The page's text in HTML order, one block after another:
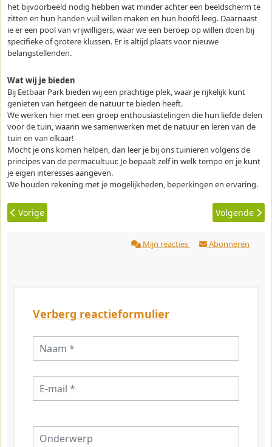
het bijvoorbeeld nodig hebben wat minder achter een beeldscherm te
zitten en hun handen vuil willen maken en hun hoofd leeg. Daarnaast
ie er een pool van vrijwilligers, waar we een beroep op willen doen bij
specifieke of grotere klussen. Er is altijd plaats voor nieuwe
belangstellenden.
Wat wij je bieden
Bij Eetbaar Park bieden wij een prachtige plek, waar je rijkelijk kunt
genieten van hetgeen de natuur te bieden heeft.
We werken hier met een groep enthousiastelingen die hun liefde delen
voor de tuin, waarin we samenwerken met de natuur en leren van de
tuin en van elkaar!
Mocht je ons komen helpen, dan leer je bij ons tuinieren volgens de
principes van de permacultuur. Je bepaalt zelf in welk tempo en je kunt
je eigen interesses aangeven.
We houden rekening met je mogelijkheden, beperkingen en ervaring.
Vorig artikel: Medicinaal Voedselbos
Vorige Volgende
Volgende
Mijn reacties Abonneren
Verberg reactieformulier